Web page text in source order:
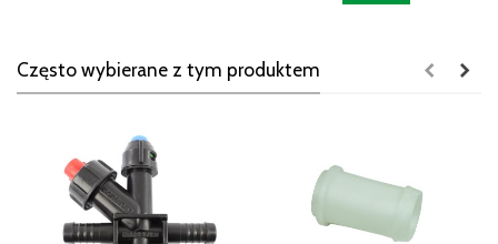
Często wybierane z tym produktem